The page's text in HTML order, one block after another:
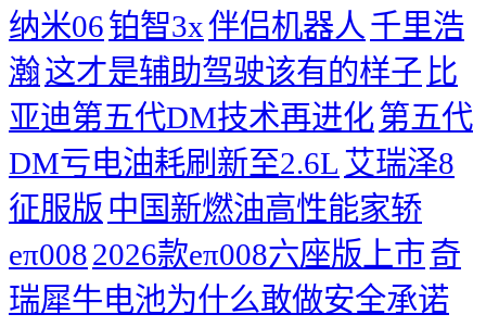
纳米06铂智3x伴侣机器人 千里浩
瀚这才是辅助驾驶该有的样子 比
亚迪第五代DM技术再进化第五代
DM亏电油耗刷新至2.6L 艾瑞泽8
征服版 中国新燃油高性能家轿
eπ0082026款eπ008六座版上市奇
瑞犀牛电池为什么敢做安全承诺